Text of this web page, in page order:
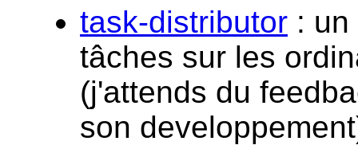
task-distributor :
tâches sur les
(j'attends du
son